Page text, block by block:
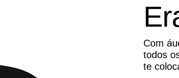
Com
todos
te